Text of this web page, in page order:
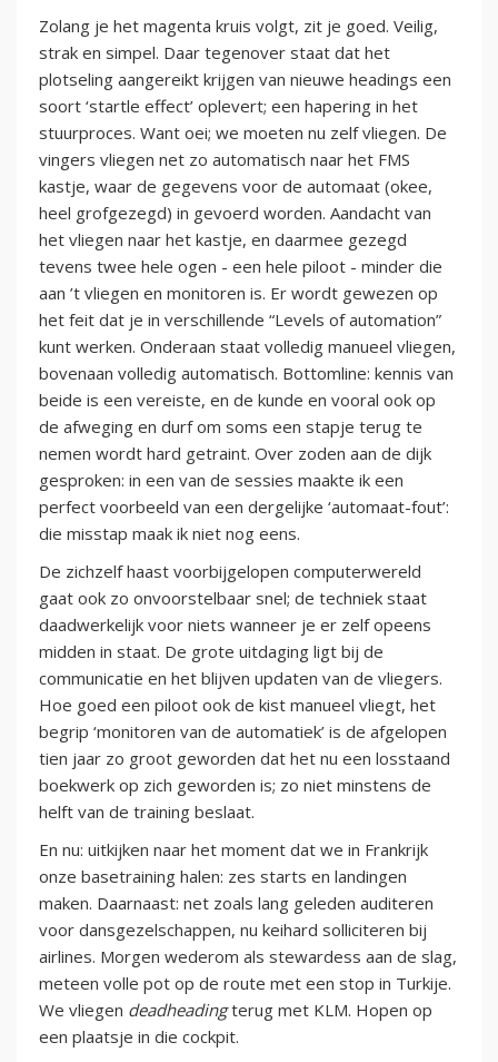
Zolang je het magenta kruis volgt, zit je goed. Veilig,
strak en simpel. Daar tegenover staat dat het
plotseling aangereikt krijgen van nieuwe headings een
soort ‘startle effect’ oplevert; een hapering in het
stuurproces. Want oei; we moeten nu zelf vliegen. De
vingers vliegen net zo automatisch naar het FMS
kastje, waar de gegevens voor de automaat (okee,
heel grofgezegd) in gevoerd worden. Aandacht van
het vliegen naar het kastje, en daarmee gezegd
tevens twee hele ogen - een hele piloot - minder die
aan ’t vliegen en monitoren is. Er wordt gewezen op
het feit dat je in verschillende “Levels of automation”
kunt werken. Onderaan staat volledig manueel vliegen,
bovenaan volledig automatisch. Bottomline: kennis van
beide is een vereiste, en de kunde en vooral ook op
de afweging en durf om soms een stapje terug te
nemen wordt hard getraint. Over zoden aan de dijk
gesproken: in een van de sessies maakte ik een
perfect voorbeeld van een dergelijke ‘automaat-fout’:
die misstap maak ik niet nog eens.
De zichzelf haast voorbijgelopen computerwereld
gaat ook zo onvoorstelbaar snel; de techniek staat
daadwerkelijk voor niets wanneer je er zelf opeens
midden in staat. De grote uitdaging ligt bij de
communicatie en het blijven updaten van de vliegers.
Hoe goed een piloot ook de kist manueel vliegt, het
begrip ‘monitoren van de automatiek’ is de afgelopen
tien jaar zo groot geworden dat het nu een losstaand
boekwerk op zich geworden is; zo niet minstens de
helft van de training beslaat.
En nu: uitkijken naar het moment dat we in Frankrijk
onze basetraining halen: zes starts en landingen
maken. Daarnaast: net zoals lang geleden auditeren
voor dansgezelschappen, nu keihard solliciteren bij
airlines. Morgen wederom als stewardess aan de slag,
meteen volle pot op de route met een stop in Turkije.
We vliegen deadheadingterug met KLM. Hopen op
een plaatsje in die cockpit.